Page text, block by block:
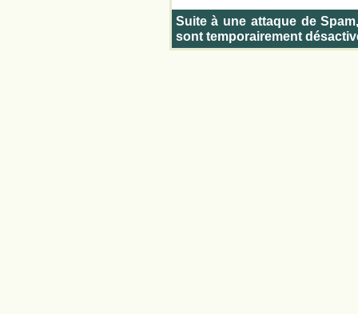
Suite à une attaque de
sont temporairement